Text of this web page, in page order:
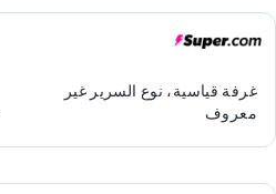
غرفة قياسية، نوع السرير غير
معروف